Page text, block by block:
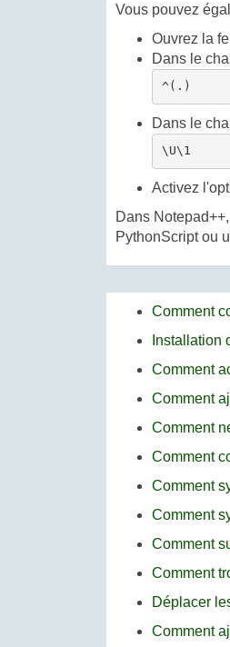
Vous pouvez
Ouvrez la
Dans le
^(.)
Dans le
\U\1
Activez
Dans
PythonScript ou
Comment
Installation
Comment
Comment
Comment
Comment
Comment
Comment
Comment
Comment
Déplacer
Comment